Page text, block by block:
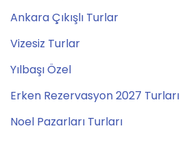
Ankara Çıkışlı Turlar
Vizesiz Turlar
Yılbaşı Özel
Erken Rezervasyon 2027 Turları
Noel Pazarları Turları